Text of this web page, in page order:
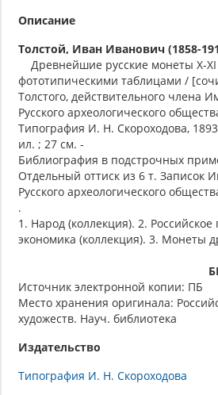
Описание
Толстой, Иван Иванович (1858-
Древнейшие русские монеты X-XI
фототипическими таблицами /
Толстого, действительного члена
Русского археологического
Типография И. Н. Скороходова,
ил. ; 27 см. -
Библиография в подстрочных
Отдельный оттиск из 6 т. Записок
Русского археологического
.
1. Народ (коллекция). 2. Российское
экономика (коллекция). 3. Монеты
Источник электронной копии: ПБ
Место хранения оригинала:
художеств. Науч. библиотека
Издательство
Типография И. Н. Скороходова